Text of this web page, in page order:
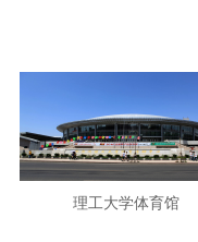
理工大学体育馆